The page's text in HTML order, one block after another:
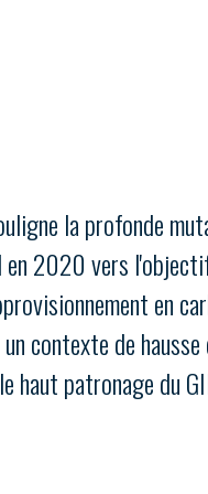
la profonde
en 2020 vers
en
contexte de
haut patronage du
intégré et cohérent